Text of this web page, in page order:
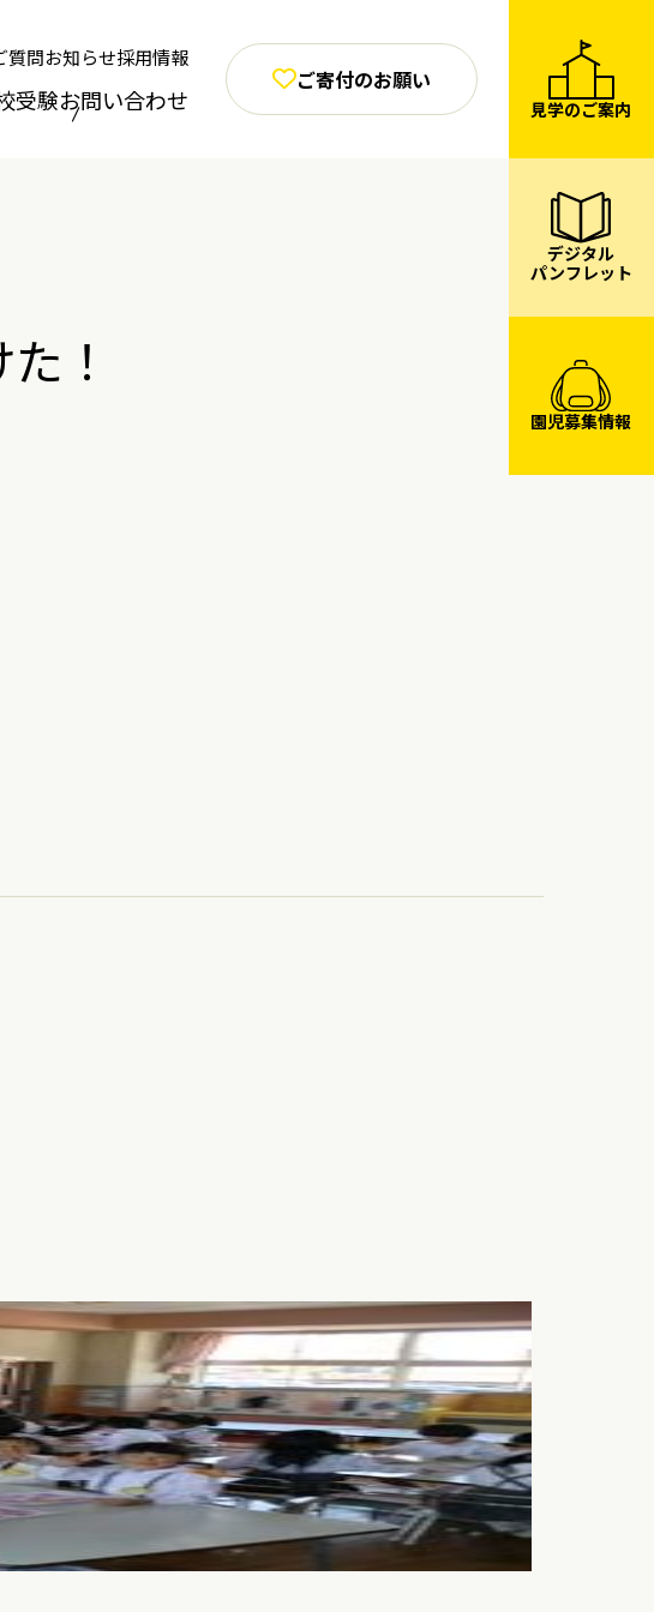
質問お知らせ採用情報
受験お問い合わせ
ご寄付のお願い
見学のご案内
デジタル
パンフレット
園児募集情報
！